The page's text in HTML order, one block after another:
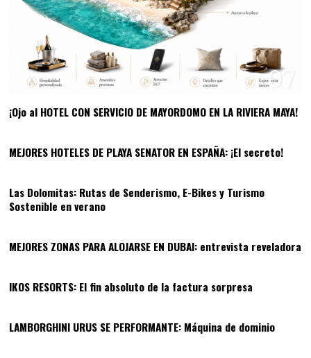
07
¡Ojo al HOTEL CON SERVICIO DE MAYORDOMO EN LA RIVIERA MAYA!
08
MEJORES HOTELES DE PLAYA SENATOR EN ESPAÑA: ¡El secreto!
09
Las Dolomitas: Rutas de Senderismo, E-Bikes y Turismo
Sostenible en verano
MEJORES ZONAS PARA ALOJARSE EN DUBAI: entrevista reveladora
11
IKOS RESORTS: El fin absoluto de la factura sorpresa
LAMBORGHINI URUS SE PERFORMANTE: Máquina de dominio13